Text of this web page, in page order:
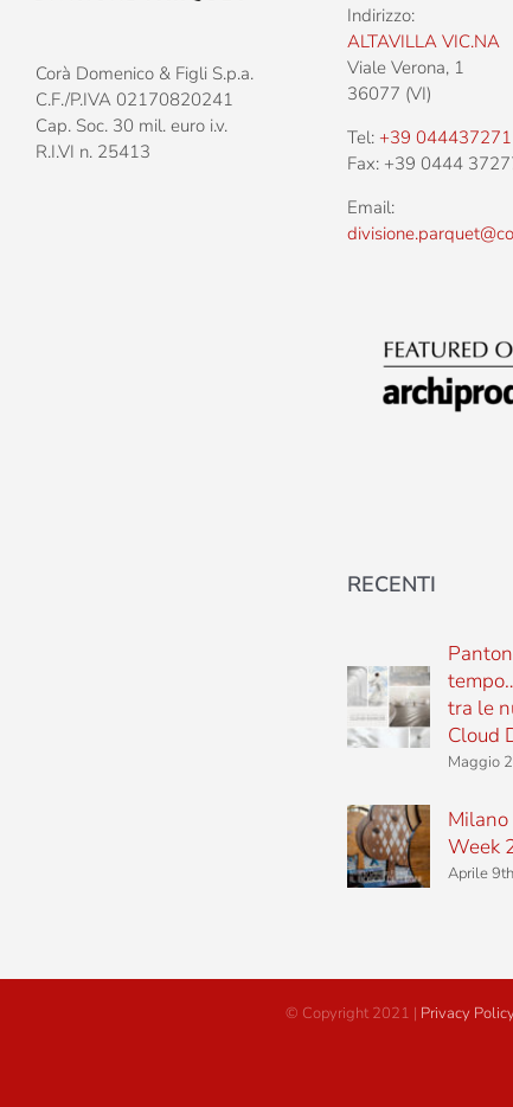
Corà Domenico & Figli S.p.a.
C.F./P.IVA 02170820241
Cap. Soc. 30 mil. euro i.v.
R.I.VI n. 25413
Indirizzo:
ALTAVILLA VIC.NA
Viale Verona, 1
36077 (VI)
Tel:+39
Fax: +39 0444
Email:
RECENTI
tra le
Cloud
Maggio
Week
Aprile
© Copyright 2021 | Privacy Policy